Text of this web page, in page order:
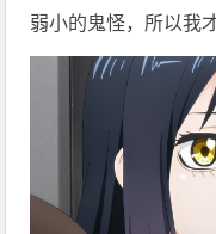
弱小的鬼怪，所以我